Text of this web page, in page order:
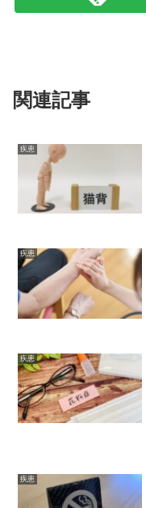
関連記事
疾患
疾患
疾患
疾患